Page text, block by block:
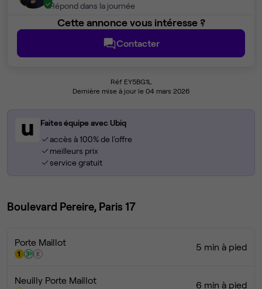
Répond dans la journée
Cette annonce vous intéresse ?
Contacter
Réf EY5BG1L
Dernière mise à jour le 04 mars 2026
Faites équipe avec Ubiq
accès à 100% de l'offre
meilleurs prix
service gratuit
Boulevard Pereire, Paris 17
Porte Maillot 5 min à pied
Neuilly Porte Maillot 6 min à pied